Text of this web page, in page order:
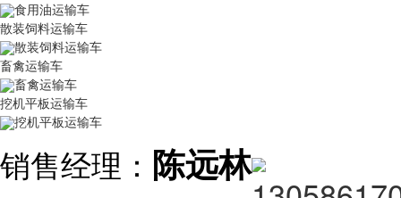
食用油运输车
散装饲料运输车
散装饲料运输车
畜禽运输车
畜禽运输车
挖机平板运输车
挖机平板运输车
销售经理： 陈远林